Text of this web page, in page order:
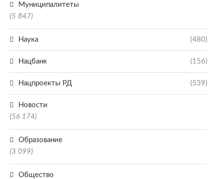
Муниципалитеты
(5 847)
Наука (480)
Нацбанк (156)
Нацпроекты РД (539)
Новости
(56 174)
Образование
(3 099)
Общество